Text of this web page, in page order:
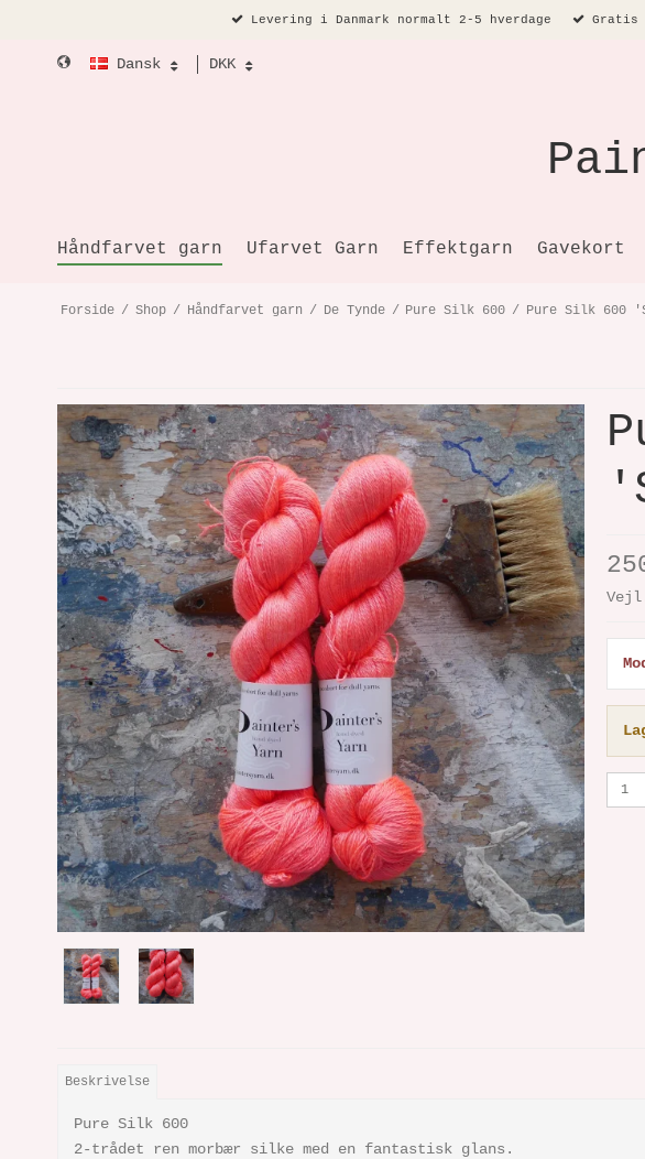
Levering i Danmark normalt 2-5 hverdage Gratis
Dansk DKK
Håndfarvet garn Ufarvet Garn Effektgarn Gavekort
Forside / Shop / Håndfarvet garn / De Tynde / Pure Silk 600 / Pure Silk 600
Beskrivelse
Pure Silk 600
2-trådet ren morbær silke med en fantastisk glans.